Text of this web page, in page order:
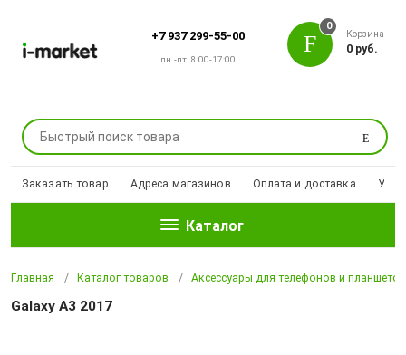
+7 937 299-55-00
пн.-пт. 8:00-17:00
Поиск
0
Корзина
0 руб.
Заказать товар Адреса магазинов Оплата и доставка
Каталог
Главная Каталог товаров Аксессуары для телефонов и планшетов
Galaxy A3 2017